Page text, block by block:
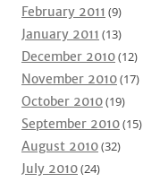
February 2011 (9)
January 2011 (13)
December 2010(12)
November 2010(17)
October 2010(19)
September 2010(15)
August 2010(32)
July 2010(24)